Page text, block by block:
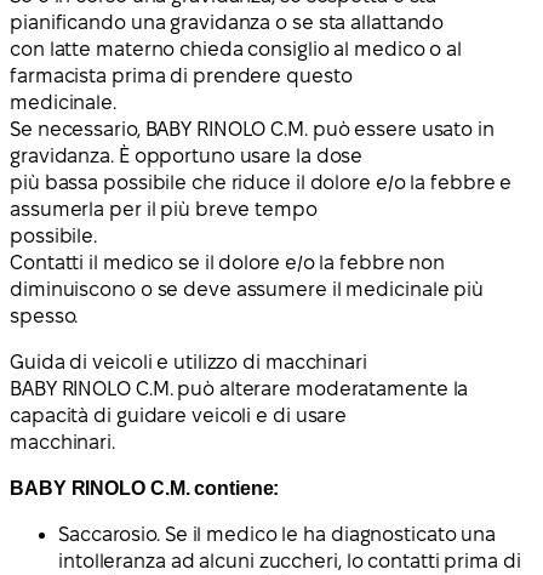
pianificando una gravidanza o se sta allattando
con latte materno chieda consiglio al medico o al
farmacista prima di prendere questo
medicinale.
Se necessario, BABY RINOLO C.M. può essere usato in
gravidanza. È opportuno usare la dose
più bassa possibile che riduce il dolore e/o la febbre e
assumerla per il più breve tempo
possibile.
Contatti il medico se il dolore e/o la febbre non
diminuiscono o se deve assumere il medicinale più
spesso.
Guida di veicoli e utilizzo di macchinari
BABY RINOLO C.M. può alterare moderatamente la
capacità di guidare veicoli e di usare
macchinari.
BABY RINOLO C.M. contiene:
Saccarosio. Se il medico le ha diagnosticato una
intolleranza ad alcuni zuccheri, lo contatti prima di